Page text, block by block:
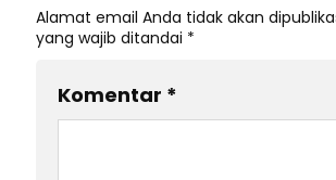
Alamat email Anda tidak akan
yang wajib ditandai *
Komentar *